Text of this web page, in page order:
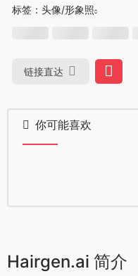
标签： 头像/形象照
链接直达
你可能喜欢
Hairgen.ai 简介